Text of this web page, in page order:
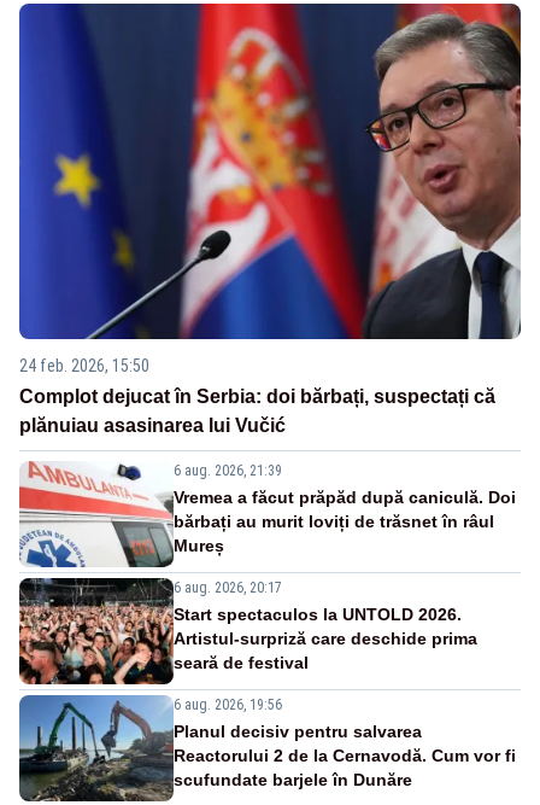
24 feb. 2026, 15:50
Complot dejucat în Serbia: doi bărbați, suspectați că
plănuiau asasinarea lui Vučić
6 aug. 2026, 21:39
Vremea a făcut prăpăd după caniculă. Doi
bărbați au murit loviți de trăsnet în râul
Mureș
6 aug. 2026, 20:17
Start spectaculos la UNTOLD 2026.
Artistul-surpriză care deschide prima
seară de festival
6 aug. 2026, 19:56
Planul decisiv pentru salvarea
Reactorului 2 de la Cernavodă. Cum vor fi
scufundate barjele în Dunăre